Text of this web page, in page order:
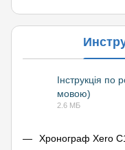
Інструкція по
мовою)
2.6 МБ
Хронограф Xero